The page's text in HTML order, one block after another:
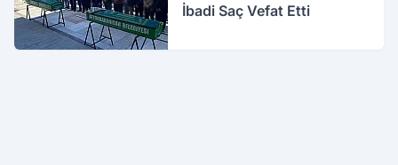
İbadi Saç Vefat Etti